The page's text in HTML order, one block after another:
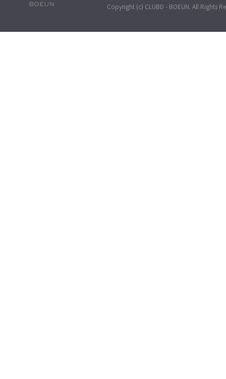
Copyright (c) CLUBD - BOEUN. All Rights